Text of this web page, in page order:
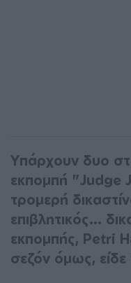
Yπάρχουν δυο
εκπομπή "Judge
τρομερή
επιβλητικός...
εκπομπής, Petri
σεζόν όμως,